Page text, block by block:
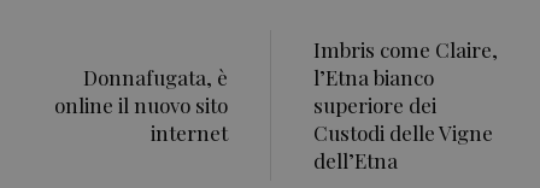
Donnafugata, è
online il nuovo sito
internet
Imbris come Claire,
l’Etna bianco
superiore dei
Custodi delle Vigne
dell’Etna